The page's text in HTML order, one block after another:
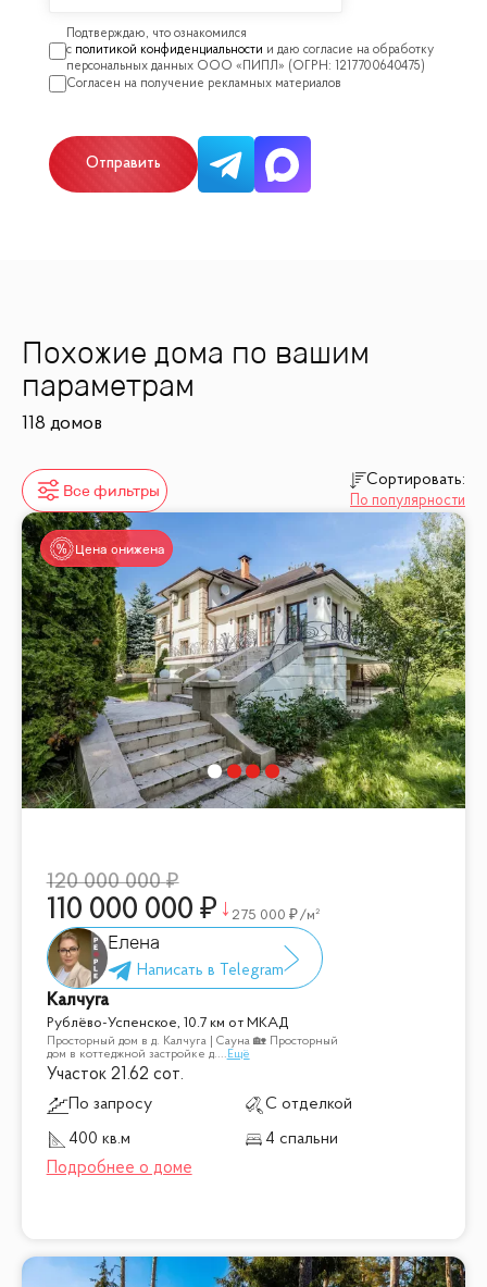
политикой конфиденциальности
Отправить
Похожие дома по вашим
параметрам
118 домов
Все фильтры
Сортировать:
По популярности
Цена снижена
120 000 000
110 000 000 275 000 /м²
Елена
Калчуга
Рублёво-Успенское, 10.7 км от МКАД
Просторный дом в д. Калчуга | Сауна 🏡 Просторный
дом в коттеджной застройке д.... Ещё
Участок 21.62 сот.
По запросу
С отделкой
400 кв.м
4 спальни